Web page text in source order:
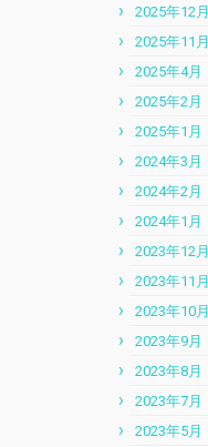
2025年12月
2025年11月
2025年4月
2025年2月
2025年1月
2024年3月
2024年2月
2024年1月
2023年12月
2023年11月
2023年10月
2023年9月
2023年8月
2023年7月
2023年5月